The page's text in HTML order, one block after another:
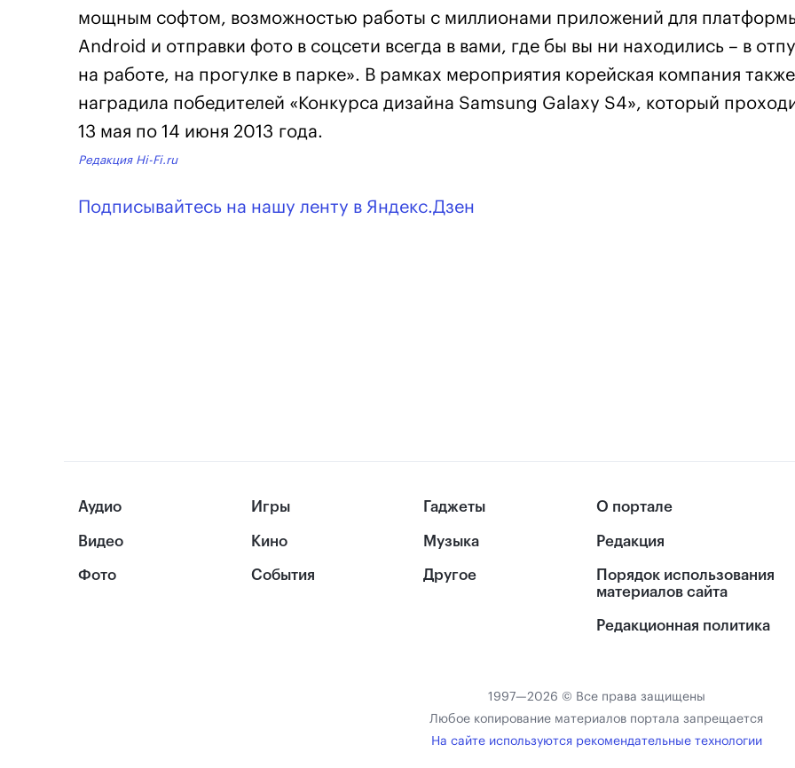
мощным софтом, возможностью работы с миллионами приложений для
Android и отправки фото в соцсети всегда в вами, где бы вы ни находились – в
на работе, на прогулке в парке». В рамках мероприятия корейская компания также
наградила победителей «Конкурса дизайна Samsung Galaxy S4», который
13 мая по 14 июня 2013 года.
Редакция Hi-Fi.ru
Подписывайтесь на нашу ленту в Яндекс.Дзен
Аудио
Видео
Фото
Игры
Кино
События
Гаджеты
Музыка
Другое
О портале
Редакция
Порядок использования
материалов сайта
Редакционная политика
1997—2026 © Все права защищены
Любое копирование материалов портала запрещается
На сайте используются рекомендательные технологии